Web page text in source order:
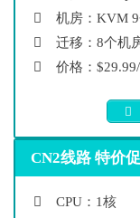
机房：KVM
迁移：8个机
价格：
CN2线路 特价
CPU：1核